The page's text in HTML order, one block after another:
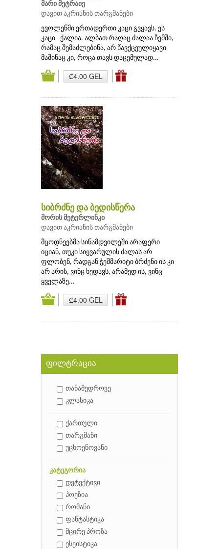
მარი მეტრაიე
დავით აკრიანის თარგმანები
ევოლენში ერთადერთი კაცი გვყავს. ეს
კაცი - ქალია. ალბათ რაღაც ძალაა ჩემში,
რამაც შემაძლებინა, არ წავქცეულიყავი
მაშინაც კი, როცა თავს დაცემულად...
₾4.00 GEL
სიბრძნე და ბედისწერა
მორის მეტერლინკი
დავით აკრიანის თარგმანები
მცოდნეებმა სინამდვილეში არაფერი
იციან, თუკი სიყვარულის ძალას არ
ფლობენ, რადგან ჭეშმარიტი ბრძენი ის კი
არ არის, ვინც ხედავს, არამედ ის, ვინც
ყველაზე...
₾4.00 GEL
ფილტრაცია
თანამედროვე
კლასიკა
ქართული
თარგმანი
უცხოენოვანი
კატეგორია
დეტექტივი
პოეზია
რომანი
ფანტასტიკა
მცირე პროზა
ესეისტიკა